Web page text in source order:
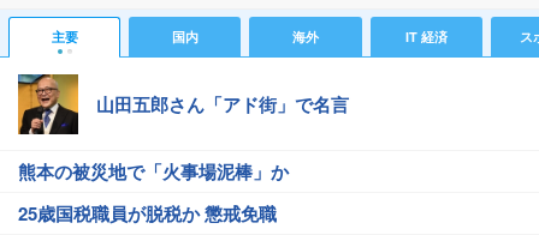
主要 国内 海外 IT 経済 ス
山田五郎さん「アド街」で名言
熊本の被災地で「火事場泥棒」か
25歳国税職員が脱税か 懲戒免職